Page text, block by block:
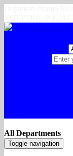
All Departments
Toggle navigation